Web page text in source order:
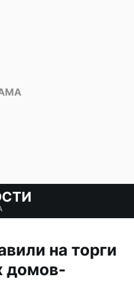
на торги
домов-